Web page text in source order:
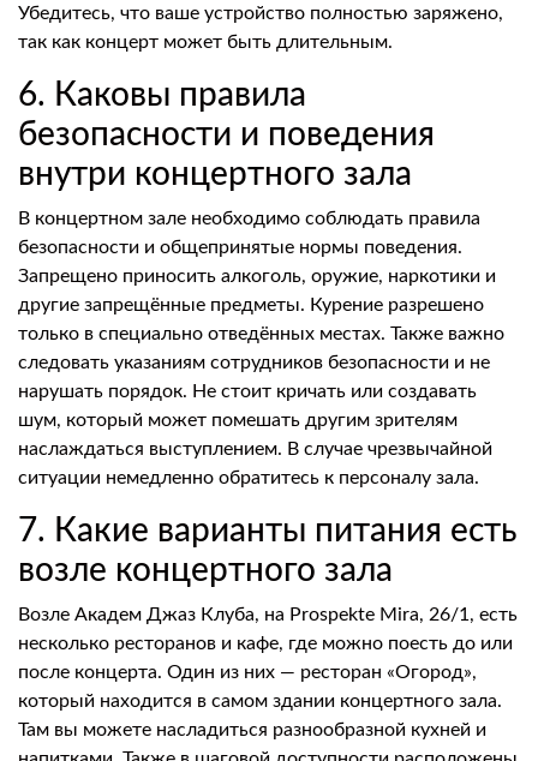
Убедитесь, что ваше устройство полностью заряжено,
так как концерт может быть длительным.
6. Каковы правила
безопасности и поведения
внутри концертного зала
В концертном зале необходимо соблюдать правила
безопасности и общепринятые нормы поведения.
Запрещено приносить алкоголь, оружие, наркотики и
другие запрещённые предметы. Курение разрешено
только в специально отведённых местах. Также важно
следовать указаниям сотрудников безопасности и не
нарушать порядок. Не стоит кричать или создавать
шум, который может помешать другим зрителям
наслаждаться выступлением. В случае чрезвычайной
ситуации немедленно обратитесь к персоналу зала.
7. Какие варианты питания есть
возле концертного зала
Возле Академ Джаз Клуба, на Prospekte Mira, 26/1, есть
несколько ресторанов и кафе, где можно поесть до или
после концерта. Один из них — ресторан «Огород»,
который находится в самом здании концертного зала.
Там вы можете насладиться разнообразной кухней и